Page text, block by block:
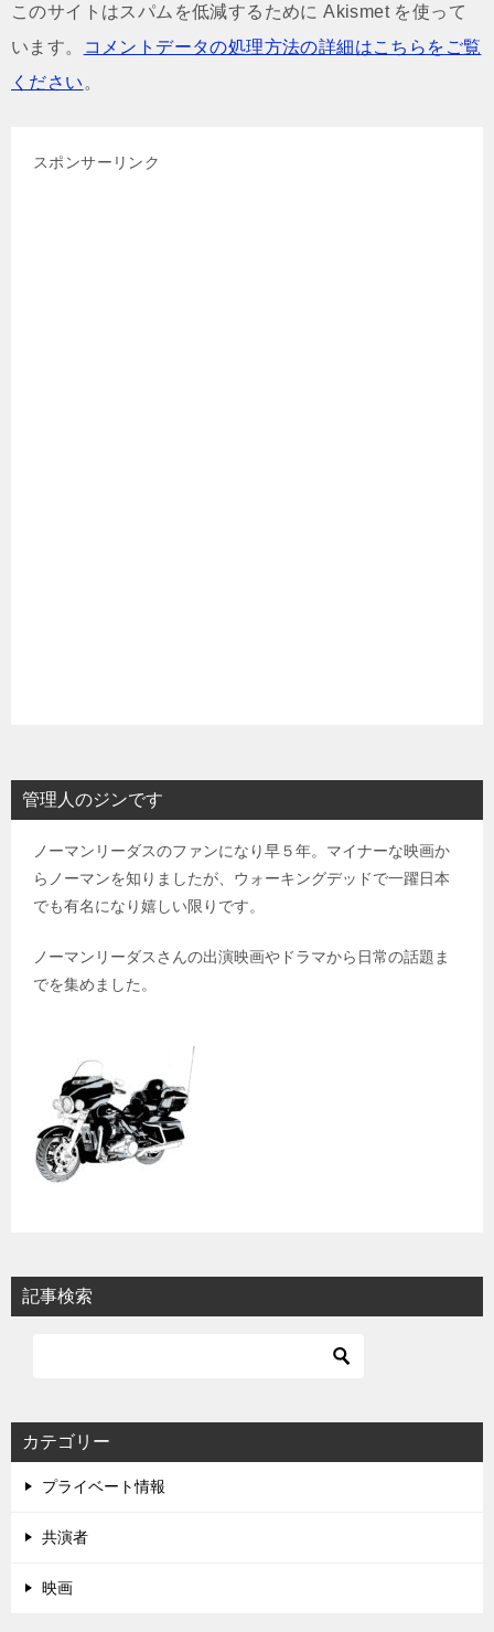
このサイトはスパムを低減するために Akismet を使って
います。
コメントデータの処理方法の詳細はこちらをご覧
ください 。
スポンサーリンク
管理人のジンです
ノーマンリーダスのファンになり早５年。マイナーな映画か
らノーマンを知りましたが、ウォーキングデッドで一躍日本
でも有名になり嬉しい限りです。
ノーマンリーダスさんの出演映画やドラマから日常の話題ま
でを集めました。
記事検索
カテゴリー
プライベート情報
共演者
映画